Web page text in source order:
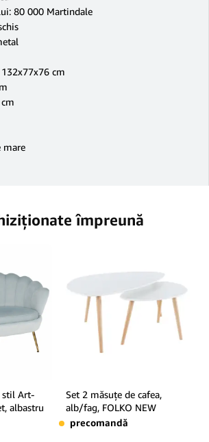
80 000 Martindale
132x77x76 cm
mare
împreună
stil Art-
albastru
Set 2 măsuţe de cafea,
alb/fag, FOLKO NEW
precomandă